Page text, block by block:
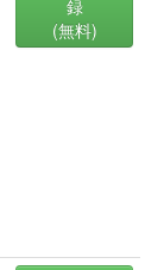
録
(無料)